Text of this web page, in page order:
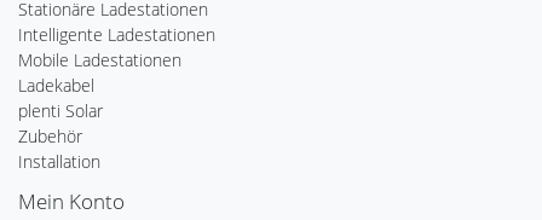
Stationäre Ladestationen
Intelligente Ladestationen
Mobile Ladestationen
Ladekabel
plenti Solar
Zubehör
Installation
Mein Konto